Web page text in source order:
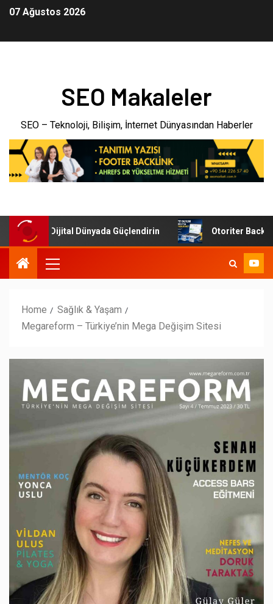
07 Ağustos 2026
SEO Makaleler
SEO – Teknoloji, Bilişim, İnternet Dünyasından Haberler
Dijital Dünyada Güçlendirin Otoriter Backlink ile
Home
Sağlık & Yaşam
Megareform – Türkiye’nin Mega Değişim Sitesi